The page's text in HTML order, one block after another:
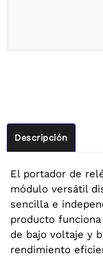
Descripción
El portador de
módulo versátil
sencilla e
producto
de bajo voltaje y
rendimiento